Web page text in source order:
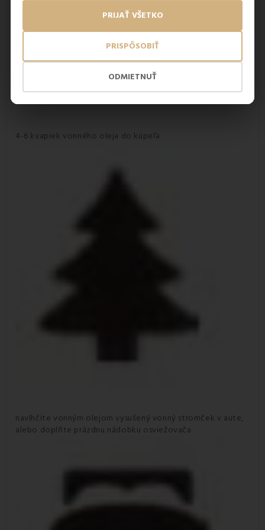
ODMIETNUŤ
PRISPÔSOBIŤ
PRIJAŤ VŠETKO
4-6 kvapiek vonného oleja do kúpeľa
navlhčite vonným olejom vysušený vonný stromček v aute,
alebo doplňte prázdnu nádobku osviežovača